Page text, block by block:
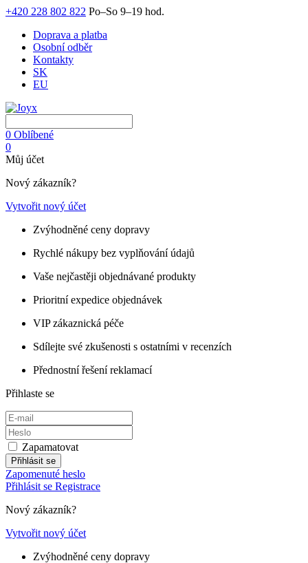
+420 228 802 822 Po–So 9–19 hod.
Doprava a platba
Osobní odběr
Kontakty
SK
EU
0 Oblíbené
0
Můj účet
Nový zákazník?
Vytvořit nový účet
Zvýhodněné ceny dopravy
Rychlé nákupy bez vyplňování údajů
Vaše nejčastěji objednávané produkty
Prioritní expedice objednávek
VIP zákaznická péče
Sdílejte své zkušenosti s ostatními v recenzích
Přednostní řešení reklamací
Přihlaste se
Zapamatovat
Přihlásit se
Zapomenuté heslo
Přihlásit se Registrace
Nový zákazník?
Vytvořit nový účet
Zvýhodněné ceny dopravy